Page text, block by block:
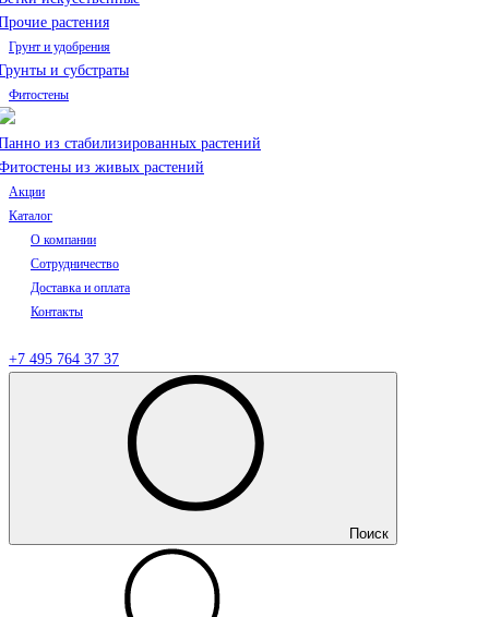
растения
Грунт и удобрения
и субстраты
Фитостены
из стабилизированных растений
из живых растений
Акции
Каталог
О компании
Сотрудничество
Доставка и оплата
Контакты
+7 495 764 37 37
Поиск